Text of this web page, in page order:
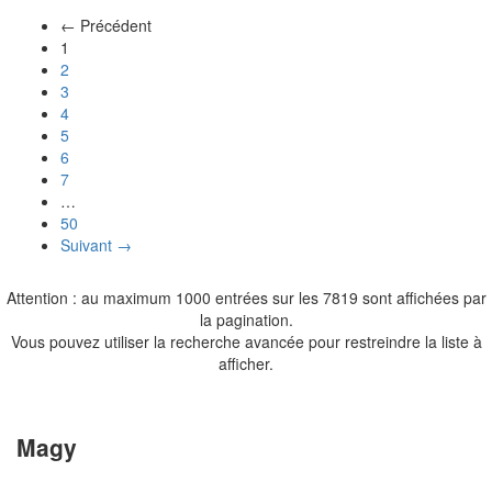
← Précédent
1
2
3
4
5
6
7
…
50
Suivant →
Attention : au maximum 1000 entrées sur les 7819 sont affichées par
la pagination.
Vous pouvez utiliser la recherche avancée pour restreindre la liste à
afficher.
Magy